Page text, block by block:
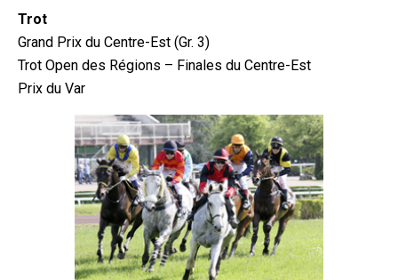
Trot
Grand Prix du Centre-Est (Gr. 3)
Trot Open des Régions – Finales du Centre-Est
Prix du Var